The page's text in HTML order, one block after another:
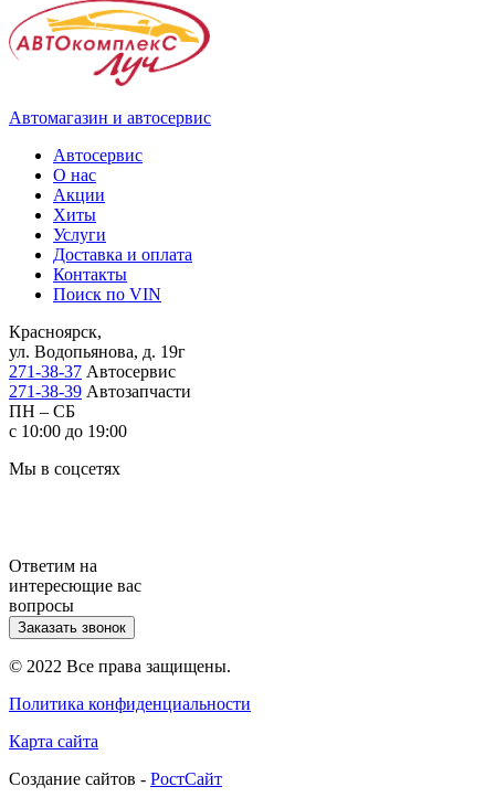
Автомагазин и автосервис
Автосервис
О нас
Акции
Хиты
Услуги
Доставка и оплата
Контакты
Поиск по VIN
Красноярск,
ул. Водопьянова, д. 19г
271-38-37 Автосервис
271-38-39 Автозапчасти
ПН – СБ
с 10:00 до 19:00
Мы в соцсетях
Ответим на
интересющие вас
вопросы
Заказать звонок
© 2022 Все права защищены.
Политика конфиденциальности
Карта сайта
Cоздание сайтов - РостСайт